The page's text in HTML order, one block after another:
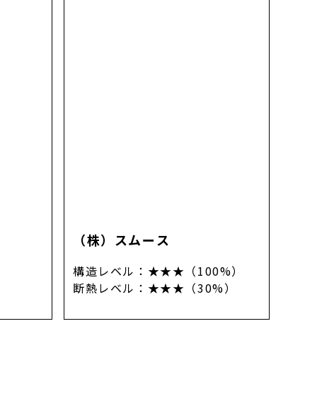
（株）スムース
構造レベル ： ★★★（100%）
断熱レベル ： ★★★（30%）